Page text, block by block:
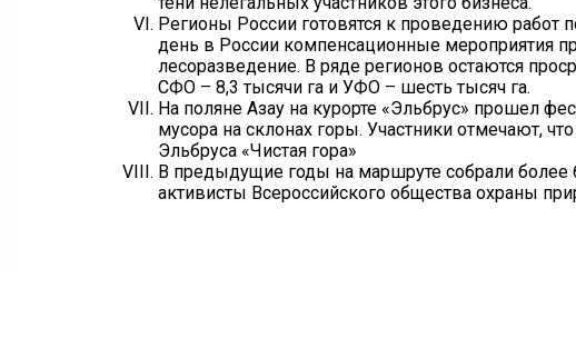
Регионы России готовятся к проведению работ
день в России компенсационные мероприятия
лесоразведение. В ряде регионов остаются
СФО – 8,3 тысячи га и УФО – шесть тысяч га.
На поляне Азау на курорте «Эльбрус» прошел
мусора на склонах горы. Участники отмечают,
Эльбруса «Чистая гора»
В предыдущие годы на маршруте собрали более
активисты Всероссийского общества охраны